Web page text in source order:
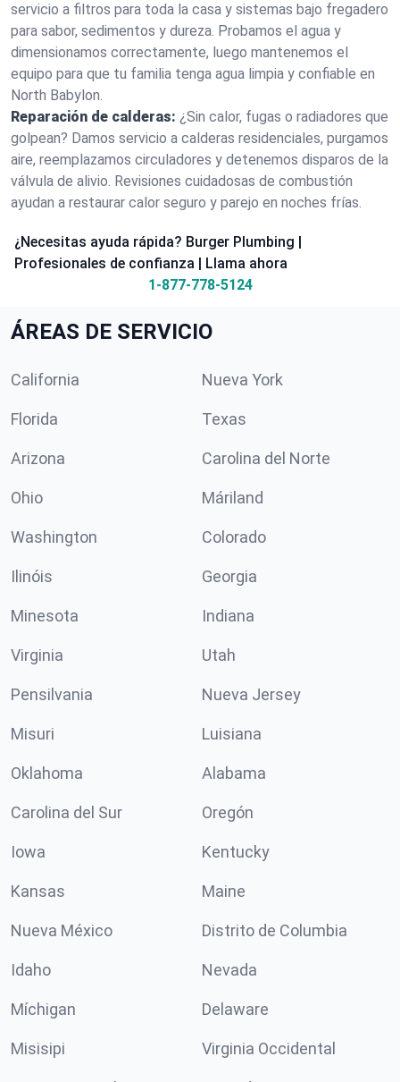
servicio a filtros para toda la casa y sistemas bajo fregadero
para sabor, sedimentos y dureza. Probamos el agua y
dimensionamos correctamente, luego mantenemos el
equipo para que tu familia tenga agua limpia y confiable en
North Babylon.
Reparación de calderas: ¿Sin calor, fugas o radiadores que
golpean? Damos servicio a calderas residenciales, purgamos
aire, reemplazamos circuladores y detenemos disparos de la
válvula de alivio. Revisiones cuidadosas de combustión
ayudan a restaurar calor seguro y parejo en noches frías.
¿Necesitas ayuda rápida? Burger Plumbing |
Profesionales de confianza | Llama ahora
1-877-778-5124
ÁREAS DE SERVICIO
California Nueva York
Florida Texas
Arizona Carolina del Norte
Ohio Máriland
Washington Colorado
Ilinóis Georgia
Minesota Indiana
Virginia Utah
Pensilvania Nueva Jersey
Misuri Luisiana
Oklahoma Alabama
Carolina del Sur Oregón
Iowa Kentucky
Kansas Maine
Nueva México Distrito de Columbia
Idaho Nevada
Míchigan Delaware
Misisipi Virginia Occidental